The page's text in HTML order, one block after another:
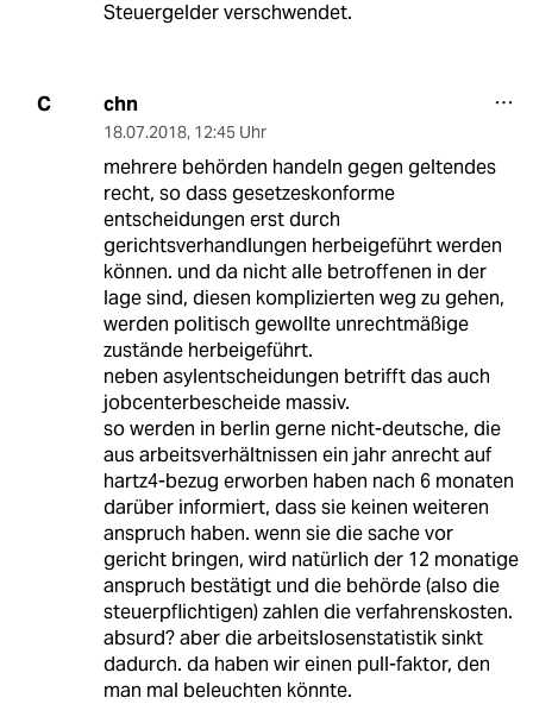
Steuergelder verschwendet.
C chn
18.07.2018, 12:45 Uhr
mehrere behörden handeln gegen geltendes
recht, so dass gesetzeskonforme
entscheidungen erst durch
gerichtsverhandlungen herbeigeführt werden
können. und da nicht alle betroffenen in der
lage sind, diesen komplizierten weg zu gehen,
werden politisch gewollte unrechtmäßige
zustände herbeigeführt.
neben asylentscheidungen betrifft das auch
jobcenterbescheide massiv.
so werden in berlin gerne nicht-deutsche, die
aus arbeitsverhältnissen ein jahr anrecht auf
hartz4-bezug erworben haben nach 6 monaten
darüber informiert, dass sie keinen weiteren
anspruch haben. wenn sie die sache vor
gericht bringen, wird natürlich der 12 monatige
anspruch bestätigt und die behörde (also die
steuerpflichtigen) zahlen die verfahrenskosten.
absurd? aber die arbeitslosenstatistik sinkt
dadurch. da haben wir einen pull-faktor, den
man mal beleuchten könnte.